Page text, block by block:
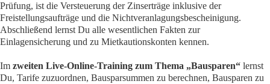
Prüfung, ist die Versteuerung der Zinserträge inklusive der
Freistellungsaufträge und die Nichtveranlagungsbescheinigung.
Abschließend lernst Du alle wesentlichen Fakten zur
Einlagensicherung und zu Mietkautionskonten kennen.
Im zweiten Live-Online-Training zum Thema „Bausparen“ lernst
Du, Tarife zuzuordnen, Bausparsummen zu berechnen, Bausparen zu